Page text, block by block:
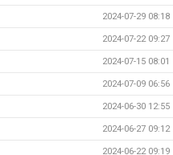
2024-07-29 08:18
2024-07-22 09:27
2024-07-15 08:01
2024-07-09 06:56
2024-06-30 12:55
2024-06-27 09:12
2024-06-22 09:19